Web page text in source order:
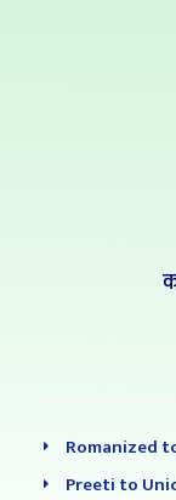
Romanized
Preeti to